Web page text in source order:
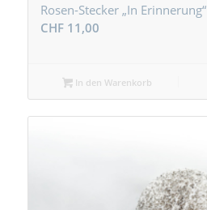
Rosen-Stecker „In Erinnerung“
CHF11,00
In den Warenkorb